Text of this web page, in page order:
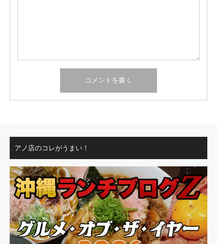
アノ店のコレがうまい！